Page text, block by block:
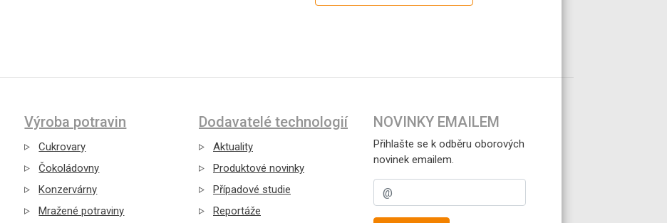
Výroba potravin
Cukrovary
Čokoládovny
Konzervárny
Mražené potraviny
Dodavatelé technologií
Aktuality
Produktové novinky
Případové studie
Reportáže
NOVINKY EMAILEM
Přihlašte se k odběru oborových
novinek emailem.